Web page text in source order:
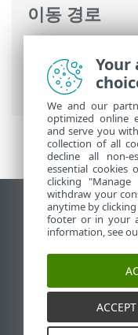
이동 경로
고급 설정
>검사
사 대상> 재정의
데스크톱 사이트
End of Life
ESET 지식 베이스
ESET Status
국가별 지원
Your
We and our
optimized online
and serve you
collection of all
decline all non-
essential cookies
clicking
withdraw your
anytime by
footer or in your
information, see